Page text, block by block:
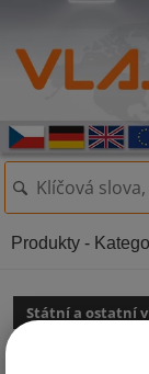
Státní a ostatní
Produkty -